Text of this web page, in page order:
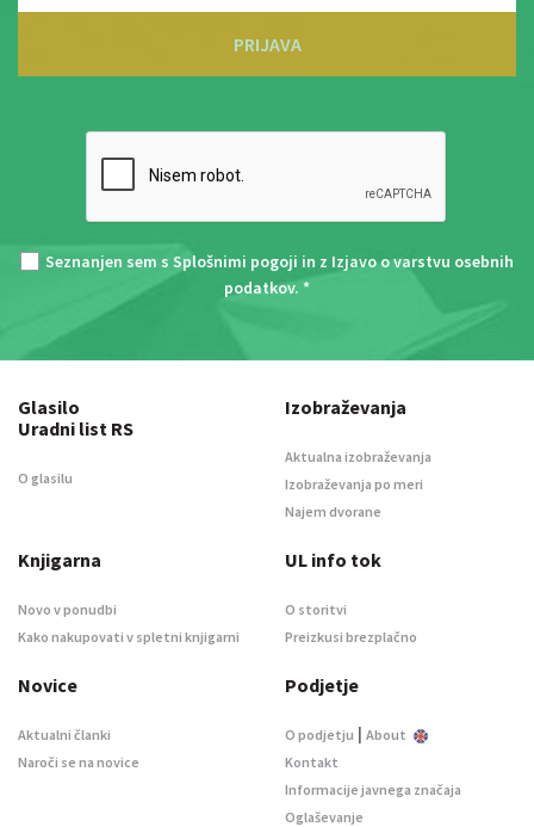
PRIJAVA
Seznanjen sem s Splošnimi pogoji in z Izjavo o varstvu osebnih
podatkov. *
Glasilo
Uradni list RS
O glasilu
Izobraževanja
Aktualna izobraževanja
Izobraževanja po meri
Najem dvorane
Knjigarna
Novo v ponudbi
Kako nakupovati v spletni knjigarni
UL info tok
O storitvi
Preizkusi brezplačno
Novice
Aktualni članki
Naroči se na novice
Podjetje
O podjetju | About
Kontakt
Informacije javnega značaja
Oglaševanje